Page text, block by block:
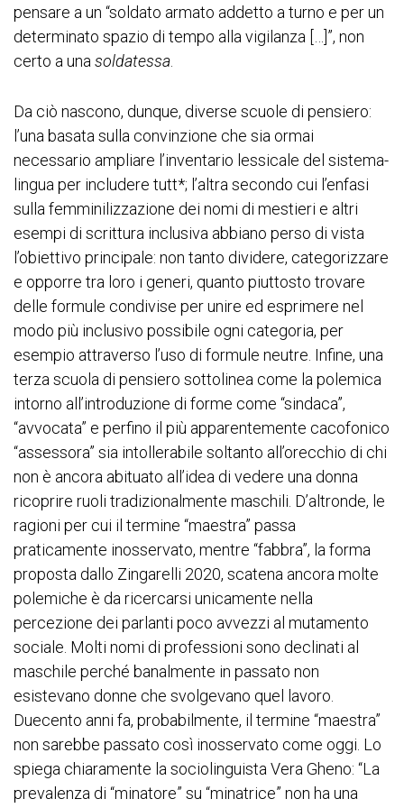
pensare a un “soldato armato addetto a turno e per un
determinato spazio di tempo alla vigilanza […]”, non
certo a una soldatessa
Da ciò nascono, dunque, diverse scuole di pensiero:
l’una basata sulla convinzione che sia ormai
necessario ampliare l’inventario lessicale del sistema-
lingua per includere tutt*; l’altra secondo cui l’enfasi
sulla femminilizzazione dei nomi di mestieri e altri
esempi di scrittura inclusiva abbiano perso di vista
l’obiettivo principale: non tanto dividere, categorizzare
e opporre tra loro i generi, quanto piuttosto trovare
delle formule condivise per unire ed esprimere nel
modo più inclusivo possibile ogni categoria, per
esempio attraverso l’uso di formule neutre. Infine, una
terza scuola di pensiero sottolinea come la polemica
intorno all’introduzione di forme come “sindaca”,
“avvocata” e perfino il più apparentemente cacofonico
“assessora” sia intollerabile soltanto all’orecchio di chi
non è ancora abituato all’idea di vedere una donna
ricoprire ruoli tradizionalmente maschili. D’altronde, le
ragioni per cui il termine “maestra” passa
praticamente inosservato, mentre “fabbra”, la forma
proposta dallo Zingarelli 2020, scatena ancora molte
polemiche è da ricercarsi unicamente nella
percezione dei parlanti poco avvezzi al mutamento
sociale. Molti nomi di professioni sono declinati al
maschile perché banalmente in passato non
esistevano donne che svolgevano quel lavoro.
Duecento anni fa, probabilmente, il termine “maestra”
non sarebbe passato così inosservato come oggi. Lo
spiega chiaramente la sociolinguista Vera Gheno: “La
prevalenza di “minatore” su “minatrice” non ha una